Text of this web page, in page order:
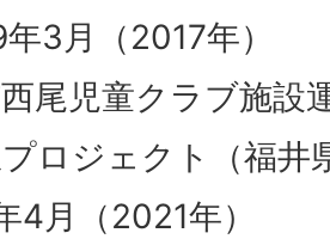
3月（2017年）
尾児童クラブ施設
ロジェクト（福井
4月（2021年）